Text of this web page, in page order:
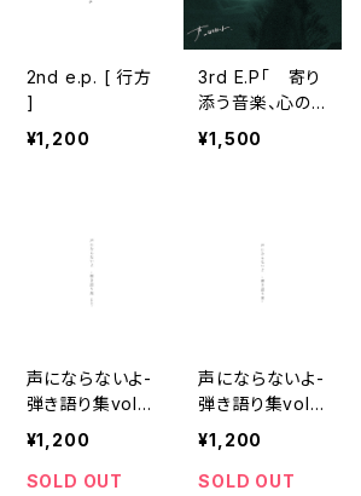
2nd e.p. [ 行方
]
¥1,200
3rd E.P「 寄り
添う音楽、心の
調律 」
¥1,500
声にならないよ-
弾き語り集vol.0
2-
¥1,200
SOLD OUT
声にならないよ-
弾き語り集vol.0
1-
¥1,200
SOLD OUT